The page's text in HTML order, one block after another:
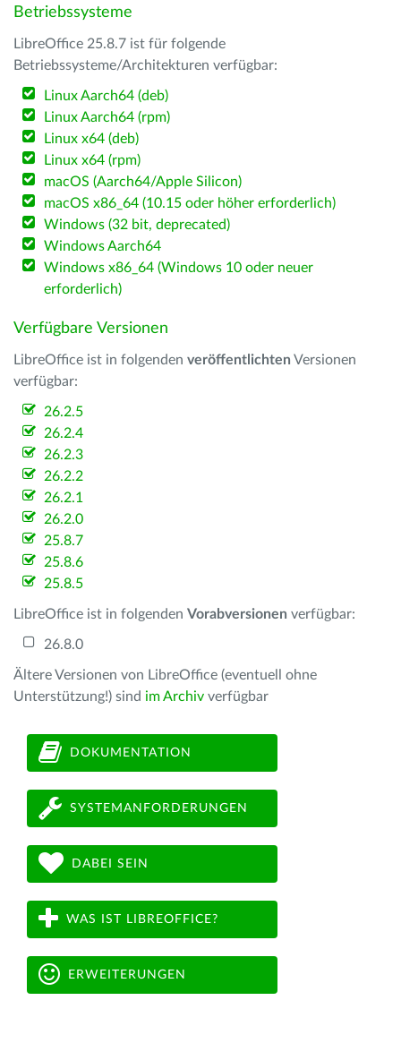
Betriebssysteme
LibreOffice 25.8.7 ist für folgende
Betriebssysteme/Architekturen verfügbar:
Linux Aarch64 (deb)
Linux Aarch64 (rpm)
Linux x64 (deb)
Linux x64 (rpm)
macOS (Aarch64/Apple Silicon)
macOS x86_64 (10.15 oder höher erforderlich)
Windows (32 bit, deprecated)
Windows Aarch64
Windows x86_64 (Windows 10 oder neuer
erforderlich)
Verfügbare Versionen
LibreOffice ist in folgenden veröffentlichten Versionen
verfügbar:
26.2.5
26.2.4
26.2.3
26.2.2
26.2.1
26.2.0
25.8.7
25.8.6
25.8.5
LibreOffice ist in folgenden Vorabversionen verfügbar:
26.8.0
Ältere Versionen von LibreOffice (eventuell ohne
Unterstützung!) sind im Archiv verfügbar
DOKUMENTATION
SYSTEMANFORDERUNGEN
DABEI SEIN
WAS IST LIBREOFFICE?
ERWEITERUNGEN